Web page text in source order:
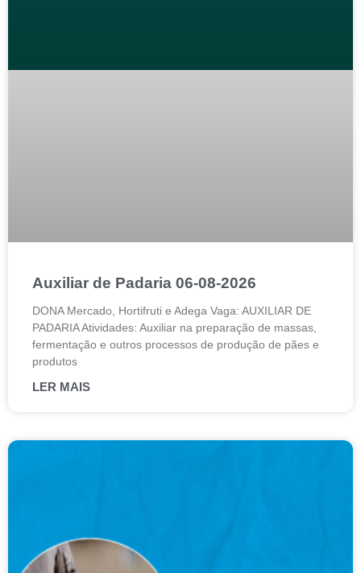
Auxiliar de Padaria 06-08-2026
DONA Mercado, Hortifruti e Adega Vaga: AUXILIAR DE
PADARIA Atividades: Auxiliar na preparação de massas,
fermentação e outros processos de produção de pães e
produtos
LER MAIS